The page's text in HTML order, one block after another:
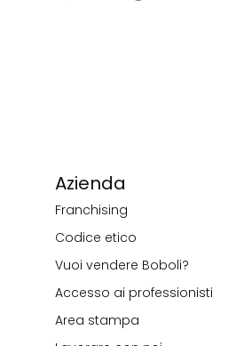
Azienda
Franchising
Codice etico
Vuoi vendere Boboli?
Accesso ai professionisti
Area stampa